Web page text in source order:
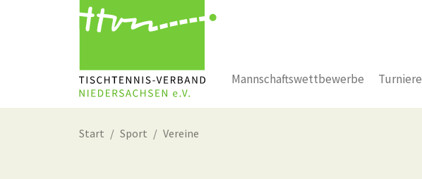
Mannschaftswettbewerbe Turniere
Start Sport Vereine